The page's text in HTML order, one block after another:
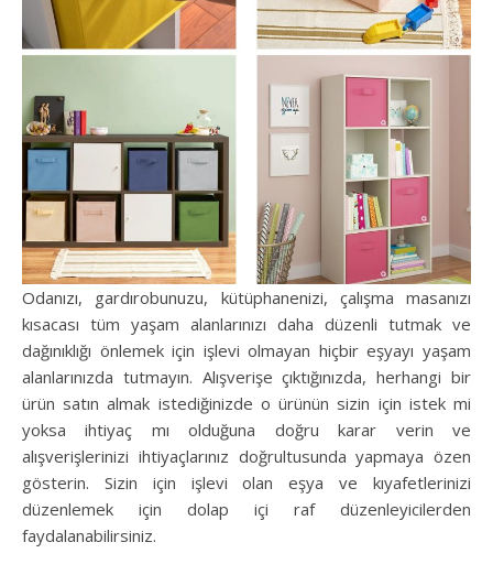
Odanızı, gardırobunuzu, kütüphanenizi, çalışma masanızı
kısacası tüm yaşam alanlarınızı daha düzenli tutmak ve
dağınıklığı önlemek için işlevi olmayan hiçbir eşyayı yaşam
alanlarınızda tutmayın. Alışverişe çıktığınızda, herhangi bir
ürün satın almak istediğinizde o ürünün sizin için istek mi
yoksa ihtiyaç mı olduğuna doğru karar verin ve
alışverişlerinizi ihtiyaçlarınız doğrultusunda yapmaya özen
gösterin. Sizin için işlevi olan eşya ve kıyafetlerinizi
düzenlemek için dolap içi raf düzenleyicilerden
faydalanabilirsiniz.